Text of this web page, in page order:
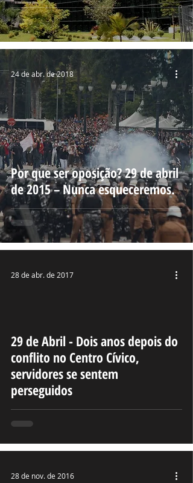
Por que ser oposição? 29 de abril
de 2015 – Nunca esqueceremos.
24 de abr. de 2018
29 de Abril - Dois anos depois do
conflito no Centro Cívico,
servidores se sentem
perseguidos
28 de abr. de 2017
28 de nov. de 2016